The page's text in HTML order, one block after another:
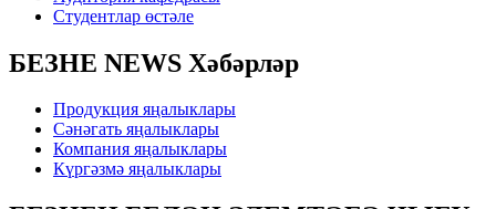
Студентлар өстәле
БЕЗНЕ NEWS Хәбәрләр
Продукция яңалыклары
Сәнәгать яңалыклары
Компания яңалыклары
Күргәзмә яңалыклары